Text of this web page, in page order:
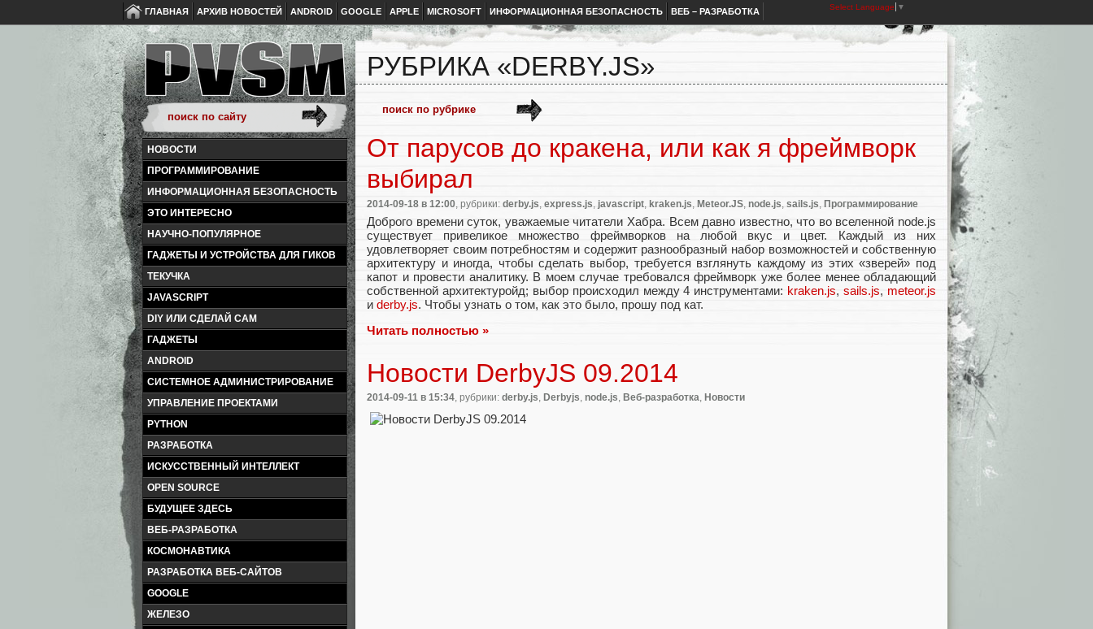
ГЛАВНАЯ АРХИВ НОВОСТЕЙ ANDROID GOOGLE APPLE MICROSOFT ИНФОРМАЦИОННАЯ БЕЗОПАСНОСТЬ ВЕБ – РАЗРАБОТКА Select Language ▼
НОВОСТИ
ПРОГРАММИРОВАНИЕ
ИНФОРМАЦИОННАЯ БЕЗОПАСНОСТЬ
ЭТО ИНТЕРЕСНО
НАУЧНО-ПОПУЛЯРНОЕ
ГАДЖЕТЫ И УСТРОЙСТВА ДЛЯ ГИКОВ
ТЕКУЧКА
JAVASCRIPT
DIY ИЛИ СДЕЛАЙ САМ
ГАДЖЕТЫ
ANDROID
СИСТЕМНОЕ АДМИНИСТРИРОВАНИЕ
УПРАВЛЕНИЕ ПРОЕКТАМИ
PYTHON
РАЗРАБОТКА
ИСКУССТВЕННЫЙ ИНТЕЛЛЕКТ
OPEN SOURCE
БУДУЩЕЕ ЗДЕСЬ
ВЕБ-РАЗРАБОТКА
КОСМОНАВТИКА
РАЗРАБОТКА ВЕБ-САЙТОВ
GOOGLE
ЖЕЛЕЗО
РУБРИКА «DERBY.JS»
От парусов до кракена, или как я фреймворк
выбирал
2014-09-18 в 12:00 , рубрики: derby.js express.js javascript kraken.js Meteor.JS node.js sails.js Программирование
Доброго времени суток, уважаемые читатели Хабра. Всем давно известно, что во вселенной node.js
существует привеликое множество фреймворков на любой вкус и цвет. Каждый из них
удовлетворяет своим потребностям и содержит разнообразный набор возможностей и собственную
архитектуру и иногда, чтобы сделать выбор, требуется взглянуть каждому из этих «зверей» под
капот и провести аналитику. В моем случае требовался фреймворк уже более менее обладающий
собственной архитектуройд; выбор происходил между 4 инструментами: kraken.js,sails.js, meteor.js
и derby.js. Чтобы узнать о том, как это было, прошу под кат.
Читать полностью »
Новости DerbyJS 09.2014
2014-09-11 в 15:34, рубрики: derby.js, Derbyjs, node.js, Веб-разработка, Новости